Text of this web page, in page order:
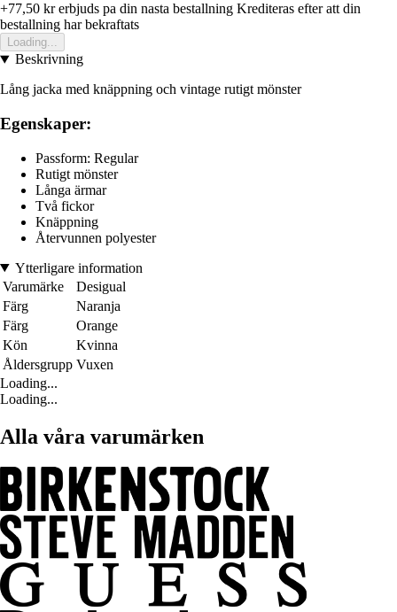
+77,50 krerbjuds pa din nasta bestallning Krediteras efter att din
bestallning har bekraftats
Loading...
Beskrivning
Lång jacka med knäppning och vintage rutigt mönster
Egenskaper:
Passform: Regular
Rutigt mönster
Långa ärmar
Två fickor
Knäppning
Återvunnen polyester
Ytterligare information
Varumärke
Desigual
Färg
Naranja
Färg
Orange
Kön
Kvinna
Åldersgrupp Vuxen
Loading...
Loading...
Alla våra varumärken